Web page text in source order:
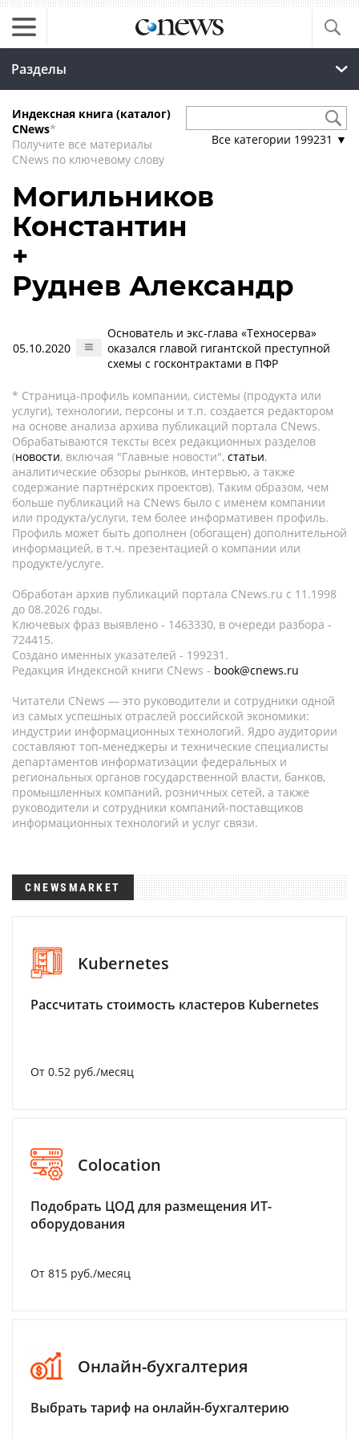
Разделы
Индексная книга (каталог)
CNews*
Получите все материалы
CNews по ключевому слову
Все категории 199231 ▼
Могильников
Константин
+
Руднев Александр
05.10.2020
Основатель и экс-глава «Техносерва»
оказался главой гигантской преступной
схемы с госконтрактами в ПФР
* Страница-профиль компании, системы (продукта или
услуги), технологии, персоны и т.п. создается редактором
на основе анализа архива публикаций портала CNews.
Обрабатываются тексты всех редакционных разделов
(новости, включая "Главные новости", статьи,
аналитические обзоры рынков, интервью, а также
содержание партнёрских проектов). Таким образом, чем
больше публикаций на CNews было с именем компании
или продукта/услуги, тем более информативен профиль.
Профиль может быть дополнен (обогащен) дополнительной
информацией, в т.ч. презентацией о компании или
продукте/услуге.
Обработан архив публикаций портала CNews.ru c 11.1998
до 08.2026 годы.
Ключевых фраз выявлено - 1463330, в очереди разбора -
724415.
Создано именных указателей - 199231.
Редакция Индексной книги CNews - book@cnews.ru
Читатели CNews — это руководители и сотрудники одной
из самых успешных отраслей российской экономики:
индустрии информационных технологий. Ядро аудитории
составляют топ-менеджеры и технические специалисты
департаментов информатизации федеральных и
региональных органов государственной власти, банков,
промышленных компаний, розничных сетей, а также
руководители и сотрудники компаний-поставщиков
информационных технологий и услуг связи.
CNEWSMARKET
Kubernetes
Рассчитать стоимость кластеров Kubernetes
От 0.52 руб./месяц
Colocation
Подобрать ЦОД для размещения ИТ-
оборудования
От 815 руб./месяц
Онлайн-бухгалтерия
Выбрать тариф на онлайн-бухгалтерию